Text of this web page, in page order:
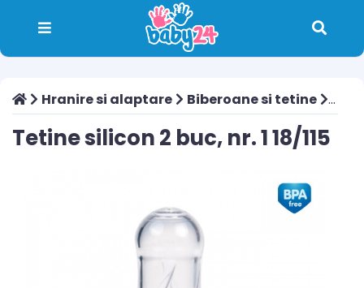
Hranire si alaptare Biberoane si tetine
Tetine silicon 2 buc, nr. 1 18/115